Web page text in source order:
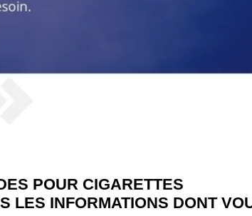
POUR CIGARETTES
LES INFORMATIONS DONT